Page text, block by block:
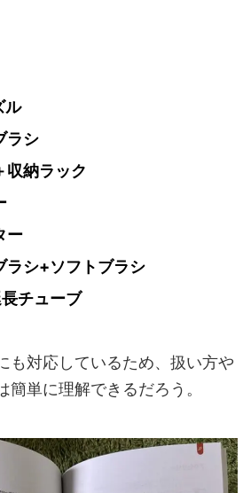
ル
ラシ
収納ラック
ー
ラシ+ソフトブラシ
チューブ
も対応しているため、扱い方や
簡単に理解できるだろう。